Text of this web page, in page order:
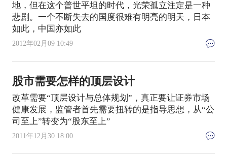
地，但在这个普世平坦的时代，光荣孤立注定是一种
悲剧。一个不断失去的国度很难有明亮的明天，日本
如此，中国亦如此
2012年02月09 10:49
股市需要怎样的顶层设计
改革需要“顶层设计与总体规划”，真正要让证券市场
健康发展，监管者首先需要扭转的是指导思想，从“公
司至上”转变为“股东至上”
2011年12月30 18:00